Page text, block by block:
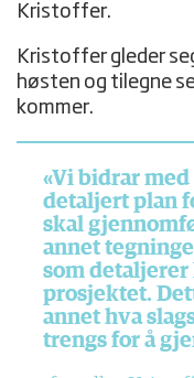
Kristoffer.
Kristoffer gleder
høsten og tilegne
kommer.
«Vi bidrar
detaljert plan
skal
annet
som detaljerer
prosjektet.
annet hva
trengs for å